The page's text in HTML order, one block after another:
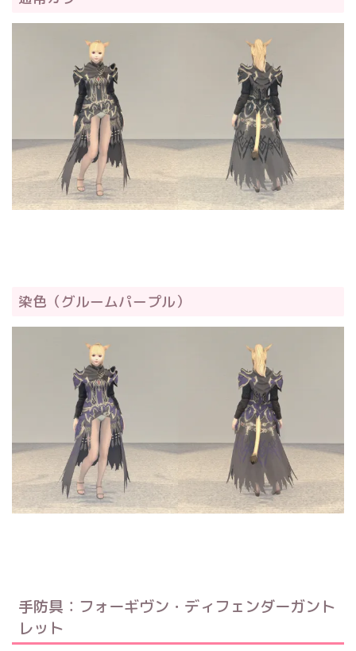
染色（グルームパープル）
手防具：フォーギヴン・ディフェンダーガント
レット